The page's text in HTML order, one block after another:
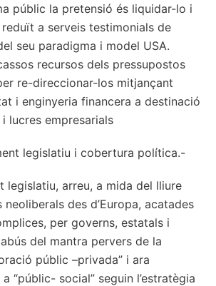
públic la pretensió és liquidar-lo i
a serveis testimonials de
seu paradigma i model USA.
recursos dels pressupostos
re-direccionar-los mitjançant
i enginyeria financera a destinació
lucres empresarials
legislatiu i cobertura política.-
legislatiu, arreu, a mida del lliure
des d’Europa, acatades
per governs, estatals i
del mantra pervers de la
públic –privada” i ara
“públic- social” seguin l’estratègia